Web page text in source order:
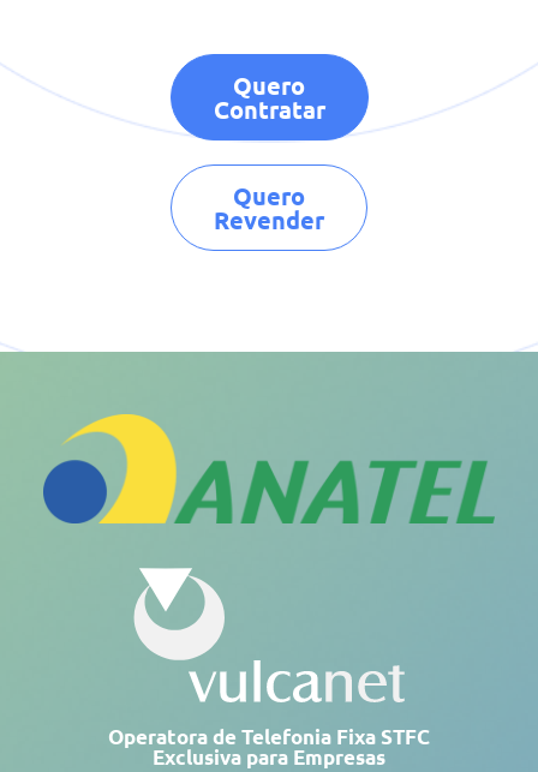
Quero
Contratar
Quero
Revender
Operatora de Telefonia Fixa STFC
Exclusiva para Empresas